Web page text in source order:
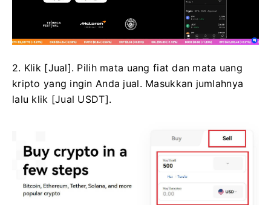
2. Klik [Jual]. Pilih mata uang fiat dan mata uang
kripto yang ingin Anda jual. Masukkan jumlahnya
lalu klik [Jual USDT].